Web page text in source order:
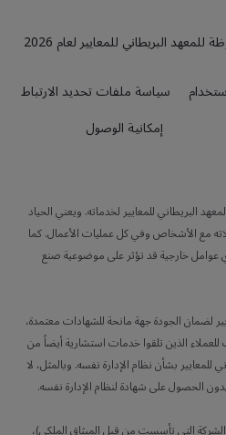
البريطاني للمعايير لعام 2026
سياسة ملفات تحديد الارتباط
إمكانية الوصول
البريطاني للمعايير لخدماته. ويعني الحياد
مع الأشخاص وفي كل عمليات الأعمال. كما
عوامل خارجية قد تؤثر على موضوعية صنع
لضمان الجودة جهة مانحة للشهادات معتمدة،
الذين تلقوا خدمات استشارية أيضاً من
بشأن نظام الإدارة نفسه. وبالمثل، لا
الحصول على شهادة لنظام الإدارة نفسه.